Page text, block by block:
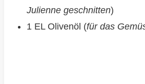
Julienne geschnitten)
1 EL Olivenöl (für das